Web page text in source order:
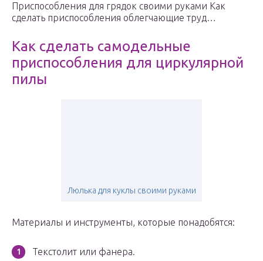
Приспособления для грядок своими руками Как
сделать приспособления облегчающие труд…
Как сделать самодельные
приспособления для циркулярной
пилы
Люлька для куклы своими руками
Материалы и инструменты, которые понадобятся:
Текстолит или фанера.